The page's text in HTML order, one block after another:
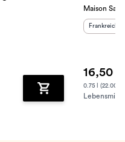
Zum Warenkorb
Maison
Frankreich
16,50 €
0.75 l (22.00 €